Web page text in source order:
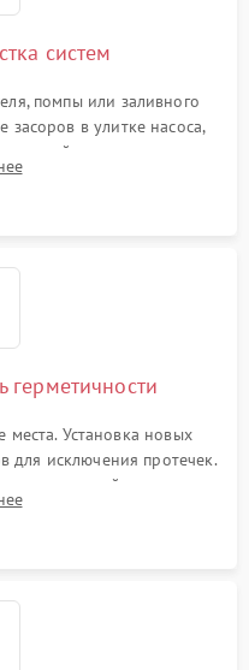
систем
помпы или заливного
засоров в улитке насоса,
ремонт платы
проводки.
герметичности
Установка новых
для исключения протечек.
системы,
датчика поплавка.